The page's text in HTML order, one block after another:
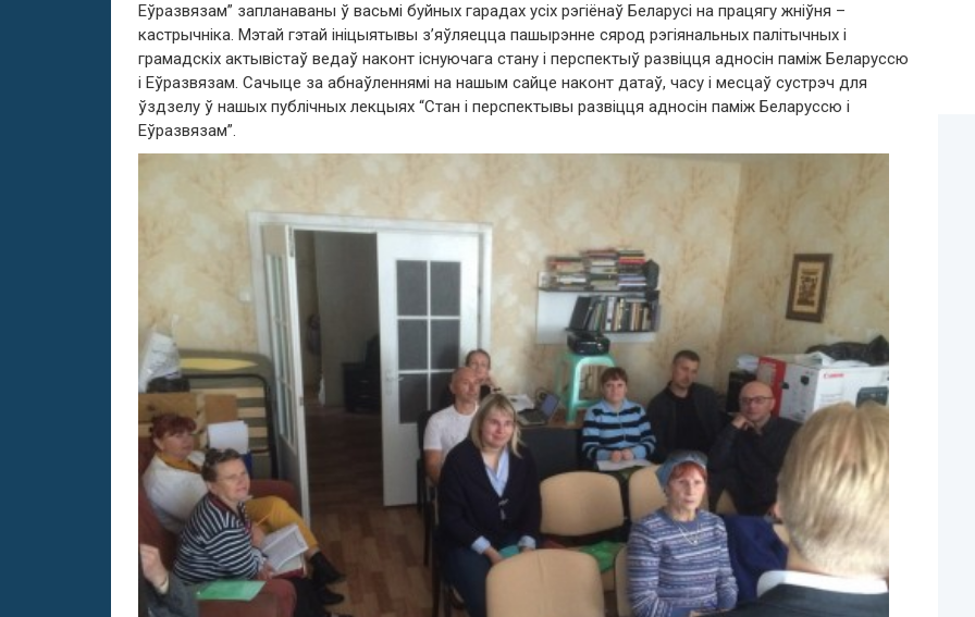
Еўразвязам” запланаваны ў васьмі буйных гарадах усіх рэгіёнаў Беларусі на працягу жніўня –
кастрычніка. Мэтай гэтай ініцыятывы з’яўляецца пашырэнне сярод рэгіянальных палітычных і
грамадскіх актывістаў ведаў наконт існуючага стану і перспектыў развіцця адносін паміж Беларуссю
і Еўразвязам. Сачыце за абнаўленнямі на нашым сайце наконт датаў, часу і месцаў сустрэч для
ўздзелу ў нашых публічных лекцыях “Стан і перспектывы развіцця адносін паміж Беларуссю і
Еўразвязам”.